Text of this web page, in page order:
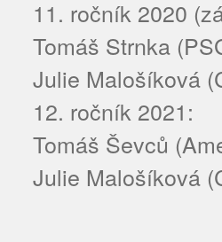
11. ročník 2020
Tomáš Strnka
Julie Malošíková
12. ročník 2021:
Tomáš Ševců
Julie Malošíková